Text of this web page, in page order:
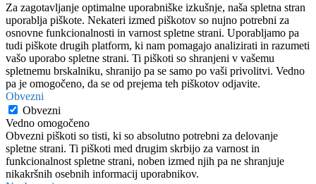
Za zagotavljanje optimalne uporabniške izkušnje, naša spletna stran
uporablja piškote. Nekateri izmed piškotov so nujno potrebni za
osnovne funkcionalnosti in varnost spletne strani. Uporabljamo pa
tudi piškote drugih platform, ki nam pomagajo analizirati in razumeti
vašo uporabo spletne strani. Ti piškoti so shranjeni v vašemu
spletnemu brskalniku, shranijo pa se samo po vaši privolitvi. Vedno
pa je omogočeno, da se od prejema teh piškotov odjavite.
Obvezni
Obvezni
Vedno omogočeno
Obvezni piškoti so tisti, ki so absolutno potrebni za delovanje
spletne strani. Ti piškoti med drugim skrbijo za varnost in
funkcionalnost spletne strani, noben izmed njih pa ne shranjuje
nikakršnih osebnih informacij uporabnikov.